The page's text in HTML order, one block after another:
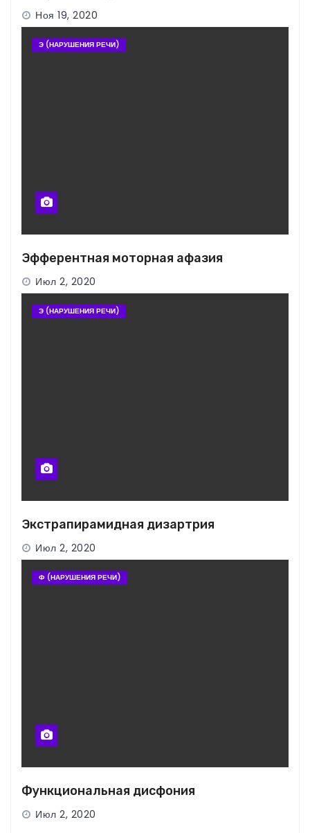
Ноя 19, 2020
Э (НАРУШЕНИЯ РЕЧИ)
Эфферентная моторная афазия
Июл 2, 2020
Э (НАРУШЕНИЯ РЕЧИ)
Экстрапирамидная дизартрия
Июл 2, 2020
Ф (НАРУШЕНИЯ РЕЧИ)
Функциональная дисфония
Июл 2, 2020